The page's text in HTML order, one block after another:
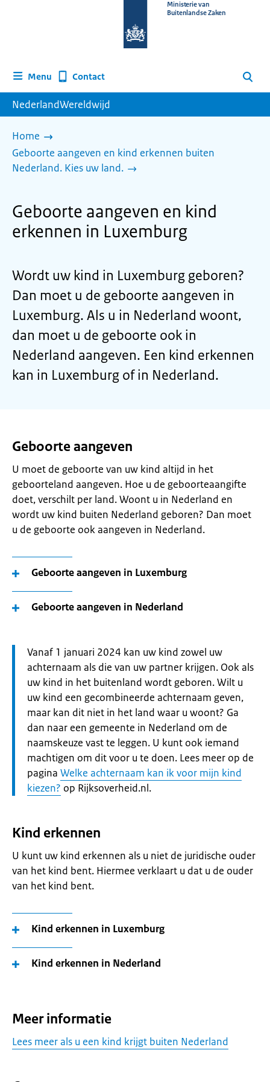
homepage
Ministerie van
Buitenlandse Zaken
Menu Contact Zoeken
NederlandWereldwijd
Home
Geboorte aangeven en kind erkennen buiten
Nederland. Kies uw land.
Geboorte aangeven en kind
erkennen in Luxemburg
Wordt uw kind in Luxemburg geboren?
Dan moet u de geboorte aangeven in
Luxemburg. Als u in Nederland woont,
dan moet u de geboorte ook in
Nederland aangeven. Een kind erkennen
kan in Luxemburg of in Nederland.
Geboorte aangeven
U moet de geboorte van uw kind altijd in het
geboorteland aangeven. Hoe u de geboorteaangifte
doet, verschilt per land. Woont u in Nederland en
wordt uw kind buiten Nederland geboren? Dan moet
u de geboorte ook aangeven in Nederland.
Geboorte aangeven in Luxemburg
Geboorte aangeven in Nederland
Let
op:
Vanaf 1 januari 2024 kan uw kind zowel uw
achternaam als die van uw partner krijgen. Ook als
uw kind in het buitenland wordt geboren. Wilt u
uw kind een gecombineerde achternaam geven,
maar kan dit niet in het land waar u woont? Ga
dan naar een gemeente in Nederland om de
naamskeuze vast te leggen. U kunt ook iemand
machtigen om dit voor u te doen. Lees meer op de
pagina Welke achternaam kan ik voor mijn kind
kiezen? op Rijksoverheid.nl.
Kind erkennen
U kunt uw kind erkennen als u niet de juridische ouder
van het kind bent. Hiermee verklaart u dat u de ouder
van het kind bent.
Kind erkennen in Luxemburg
Kind erkennen in Nederland
Meer informatie
Lees meer als u een kind krijgt buiten Nederland